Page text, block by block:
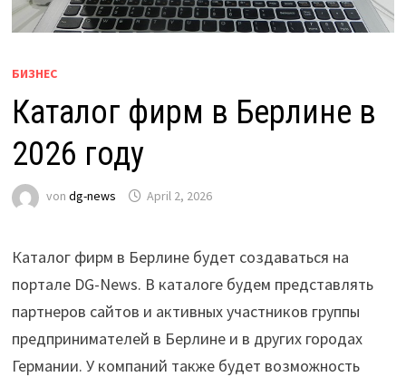
БИЗНЕС
Каталог фирм в Берлине в
2026 году
von dg-news April 2, 2026
Каталог фирм в Берлине будет создаваться на
портале DG-News. В каталоге будем представлять
партнеров сайтов и активных участников группы
предпринимателей в Берлине и в других городах
Германии. У компаний также будет возможность